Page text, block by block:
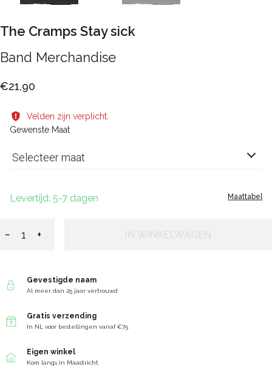
The Cramps Stay sick
Band Merchandise
€21,90
Velden zijn verplicht.
Gewenste Maat
Selecteer maat
Maattabel
Levertijd: 5-7 dagen
− +
Gevestigde naam
Al meer dan 25 jaar vertrouwd
Gratis verzending
In NL voor bestellingen vanaf €75
Eigen winkel
Kom langs in Maastricht